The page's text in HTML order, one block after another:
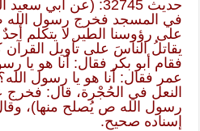
حديث 32745: (عن أبي
في المسجد فخرج رسول الله
على رؤوسنا الطير لا يتكلم
يقاتلُ الناسَ على تأويل القرآن
فقام أبو بكر فقال: أنا هو يا
عمر فقال: أنا هو يا رسول
النعل في الحُجْرة، قال: فخرج
رسول الله ص يُصلح منها)،
إسناده صحيح.